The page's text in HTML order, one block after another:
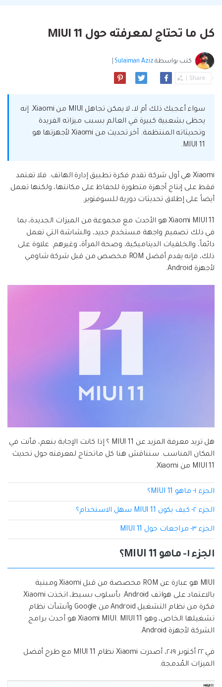
Explore
Video
Photo
Creative Center
Explore
ملخص
قوالب الرسم التخطيطي
Explore
دمج ملفات PDF
قوالب PDF
الرقابة الأبوية والمراقبة.
نقل بيانات الجوال.
Repairit
مشاهدة جميع المنتجات
ملخص
استعادة الصور
إصلاح الفيديو
نقل WhatsApp
تحديث iOS
تسجيل الدخول
على الكمبيوتر، واستعادتها بسهولة
Playlist Transfer جديد
نقل قوائم تشغيل الموسيقى من خدمة بث إلى
أخرى.
تطبيقات الهاتف
Mutsapper(سابق Wutsapper)
إعادة ضبط المصنع.
MobileTrans App
حفاظ الحالة ، وقراءة الدردشات المحذوفة، واستخدام
تعلم المزيد
تحميل
كل ما تحتاج لمعرفته حول MIUI 11
كتب بواسطةSulaiman Aziz
سواء أعجبك ذلك أم لا، لا يمكن تجاهل MIUI من Xiaomi. إنه
يحظى بشعبية كبيرة في العالم بسبب ميزاته الفريدة
وتحديثاته المنتظمة. آخر تحديث من Xiaomi لأجهزتها هو
MIUI 11.
Xiaomi هي أول شركة تقدم فكرة تطبيق إدارة الهاتف. فلا تعتمد
فقط على إنتاج أجهزة متطورة للحفاظ على مكانتها، ولكنها تعمل
أيضاً على إطلاق تحديثات دورية للسوفتوير.
Xiaomi MIUI 11 هو الأحدث مع مجموعة من الميزات الجديدة، بما
في ذلك تصميم واجهة مستخدم جديد، والشاشة التي تعمل
دائماً، والخلفيات الديناميكية، وصحة المرأة، وغيرهم. علاوة على
ذلك، فإنه يقدم أفضل ROM مخصص من قبل شركة شاومي
لأجهزة Android.
هل تريد معرفة المزيد عن MIUI 11 ؟ إذا كانت الإجابة بنعم، فأنت في
المكان المناسب. سنناقش هنا كل ماتحتاج لمعرفته حول تحديث
MIUI 11 من Xiaomi.
الجزء ١- ماهو MIUI 11؟
الجزء ٢- كيف يكون MIUI 11 سهل الاستخدام؟
الجزء ٣- مراجعات حول MIUI 11
الجزء ١- ماهو MIUI 11؟
MIUI هو عبارة عن ROM مخصصة من قبل Xiaomi ومبنية
بالاعتماد على هواتف Android. بأسلوب بسيط، اتخذت Xiaomi
فكرة من نظام التشغيل Android من Google وأنشأت نظام
تشغيلها الخاص، وهو Xiaomi MIUI. MIUI 11 هو أحدث برامج
الشركة لأجهزة Android.
في ٢٢ أكتوبر ٢٠١٩، أصدرت Xiaomi نظام MIUI 11 مع طرح أفضل
الميزات المُدمجة.